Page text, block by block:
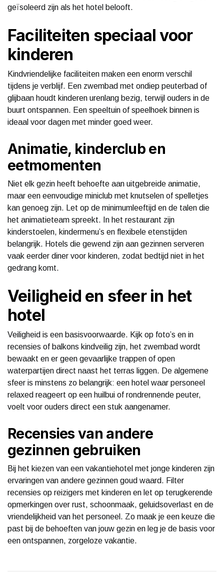
geïsoleerd zijn als het hotel belooft.
Faciliteiten speciaal voor
kinderen
Kindvriendelijke faciliteiten maken een enorm verschil
tijdens je verblijf. Een zwembad met ondiep peuterbad of
glijbaan houdt kinderen urenlang bezig, terwijl ouders in de
buurt ontspannen. Een speeltuin of speelhoek binnen is
ideaal voor dagen met minder goed weer.
Animatie, kinderclub en
eetmomenten
Niet elk gezin heeft behoefte aan uitgebreide animatie,
maar een eenvoudige miniclub met knutselen of spelletjes
kan genoeg zijn. Let op de minimumleeftijd en de talen die
het animatieteam spreekt. In het restaurant zijn
kinderstoelen, kindermenu’s en flexibele etenstijden
belangrijk. Hotels die gewend zijn aan gezinnen serveren
vaak eerder diner voor kinderen, zodat bedtijd niet in het
gedrang komt.
Veiligheid en sfeer in het
hotel
Veiligheid is een basisvoorwaarde. Kijk op foto’s en in
recensies of balkons kindveilig zijn, het zwembad wordt
bewaakt en er geen gevaarlijke trappen of open
waterpartijen direct naast het terras liggen. De algemene
sfeer is minstens zo belangrijk: een hotel waar personeel
relaxed reageert op een huilbui of rondrennende peuter,
voelt voor ouders direct een stuk aangenamer.
Recensies van andere
gezinnen gebruiken
Bij het kiezen van een vakantiehotel met jonge kinderen zijn
ervaringen van andere gezinnen goud waard. Filter
recensies op reizigers met kinderen en let op terugkerende
opmerkingen over rust, schoonmaak, geluidsoverlast en de
vriendelijkheid van het personeel. Zo maak je een keuze die
past bij de behoeften van jouw gezin en leg je de basis voor
een ontspannen, zorgeloze vakantie.